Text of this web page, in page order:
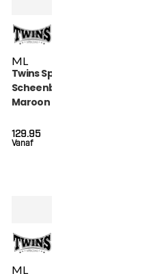
ML
Twins Special
Scheenbeschermers
Maroon (SGL 7
Vanaf
129.95
ML